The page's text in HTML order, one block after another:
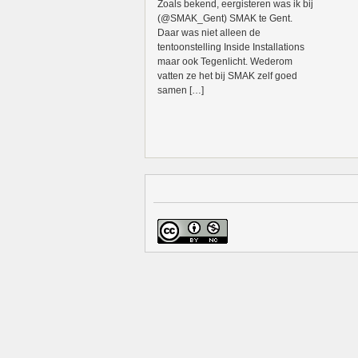
Zoals bekend, eergisteren was ik bij
(@SMAK_Gent) SMAK te Gent.
Daar was niet alleen de
tentoonstelling Inside Installations
maar ook Tegenlicht. Wederom
vatten ze het bij SMAK zelf goed
samen […]